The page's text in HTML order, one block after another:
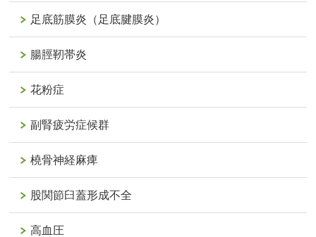
足底筋膜炎（足底腱膜炎）
腸脛靭帯炎
花粉症
副腎疲労症候群
橈骨神経麻痺
股関節臼蓋形成不全
高血圧